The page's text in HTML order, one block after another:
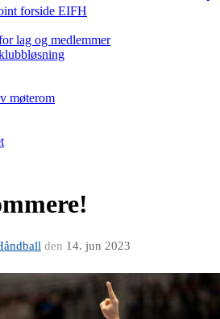
forside EIFH
lag og medlemmer
møterom
den 14. jun 2023